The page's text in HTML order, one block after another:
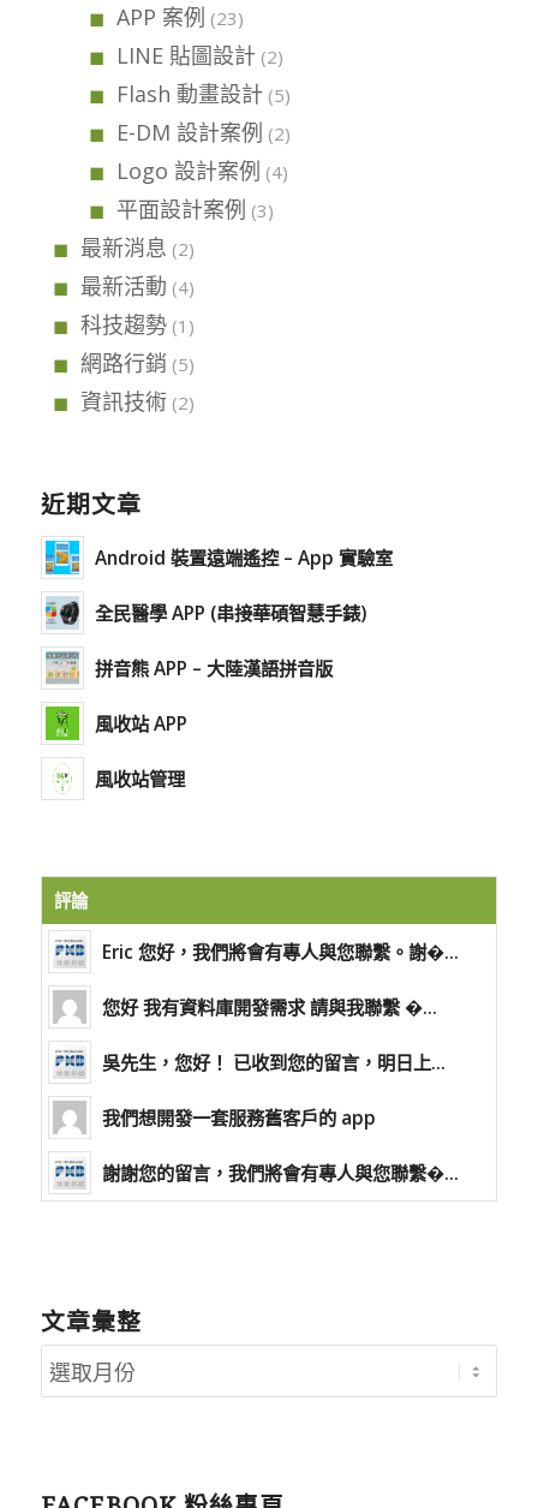
APP 案例 (23)
LINE 貼圖設計(2)
Flash 動畫設計(5)
E-DM 設計案例 (2)
Logo 設計案例 (4)
平面設計案例 (3)
最新消息 (2)
最新活動 (4)
科技趨勢(1)
網路行銷 (5)
資訊技術(2)
近期文章
Android 裝置遠端遙控 – App 實驗室
全民醫學 APP (串接華碩智慧手錶)
拼音熊 APP – 大陸漢語拼音版
風收站 APP
風收站管理
評論
Eric 您好，我們將會有專人與您聯繫。謝�...
您好 我有資料庫開發需求 請與我聯繫 �...
吳先生，您好！ 已收到您的留言，明日上...
我們想開發一套服務舊客戶的 app
謝謝您的留言，我們將會有專人與您聯繫�...
文章彙整